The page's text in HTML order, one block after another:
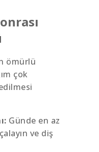
ömürlü
çok
Günde en az
ve diş